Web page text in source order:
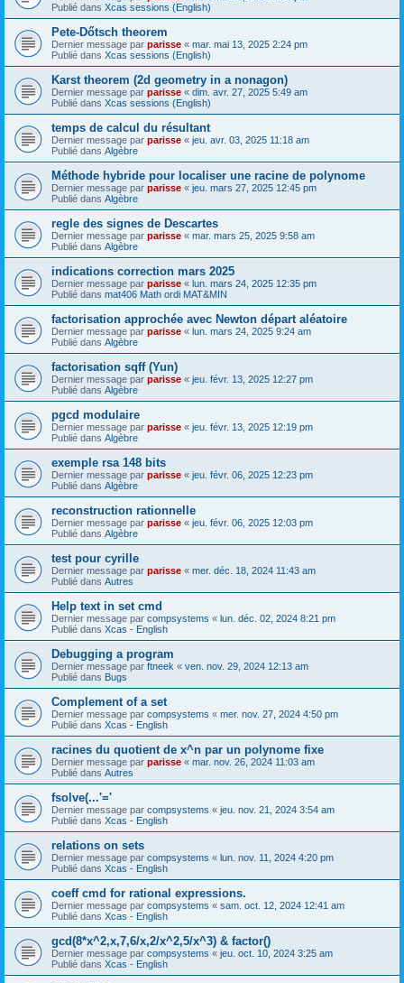
Publié dans Xcas sessions (English)
Pete-Dőtsch theorem
Dernier message par parisse « mar. mai 13, 2025 2:24 pm
Publié dans Xcas sessions (English)
Karst theorem (2d geometry in a nonagon)
Dernier message par parisse « dim. avr. 27, 2025 5:49 am
Publié dans Xcas sessions (English)
temps de calcul du résultant
Dernier message par parisse « jeu. avr. 03, 2025 11:18 am
Publié dans Algèbre
Méthode hybride pour localiser une racine de polynome
Dernier message par parisse « jeu. mars 27, 2025 12:45 pm
Publié dans Algèbre
regle des signes de Descartes
Dernier message par parisse « mar. mars 25, 2025 9:58 am
Publié dans Algèbre
indications correction mars 2025
Dernier message par parisse « lun. mars 24, 2025 12:35 pm
Publié dans mat406 Math ordi MAT&MIN
factorisation approchée avec Newton départ aléatoire
Dernier message par parisse « lun. mars 24, 2025 9:24 am
Publié dans Algèbre
factorisation sqff (Yun)
Dernier message par parisse « jeu. févr. 13, 2025 12:27 pm
Publié dans Algèbre
pgcd modulaire
Dernier message par parisse « jeu. févr. 13, 2025 12:19 pm
Publié dans Algèbre
exemple rsa 148 bits
Dernier message par parisse « jeu. févr. 06, 2025 12:23 pm
Publié dans Algèbre
reconstruction rationnelle
Dernier message par parisse « jeu. févr. 06, 2025 12:03 pm
Publié dans Algèbre
test pour cyrille
Dernier message par parisse « mer. déc. 18, 2024 11:43 am
Publié dans Autres
Help text in set cmd
Dernier message par compsystems « lun. déc. 02, 2024 8:21 pm
Publié dans Xcas - English
Debugging a program
Dernier message par ftneek « ven. nov. 29, 2024 12:13 am
Publié dans Bugs
Complement of a set
Dernier message par compsystems « mer. nov. 27, 2024 4:50 pm
Publié dans Xcas - English
racines du quotient de x^n par un polynome fixe
Dernier message par parisse « mar. nov. 26, 2024 11:03 am
Publié dans Autres
fsolve(...'='
Dernier message par compsystems « jeu. nov. 21, 2024 3:54 am
Publié dans Xcas - English
relations on sets
Dernier message par compsystems « lun. nov. 11, 2024 4:20 pm
Publié dans Xcas - English
coeff cmd for rational expressions.
Dernier message par compsystems « sam. oct. 12, 2024 12:41 am
Publié dans Xcas - English
gcd(8*x^2,x,7,6/x,2/x^2,5/x^3) & factor()
Dernier message par compsystems « jeu. oct. 10, 2024 3:25 am
Publié dans Xcas - English